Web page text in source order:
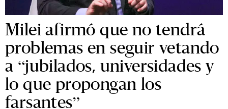
Milei afirmó que no tendrá
problemas en seguir vetando
a “jubilados, universidades y
lo que propongan los
farsantes”